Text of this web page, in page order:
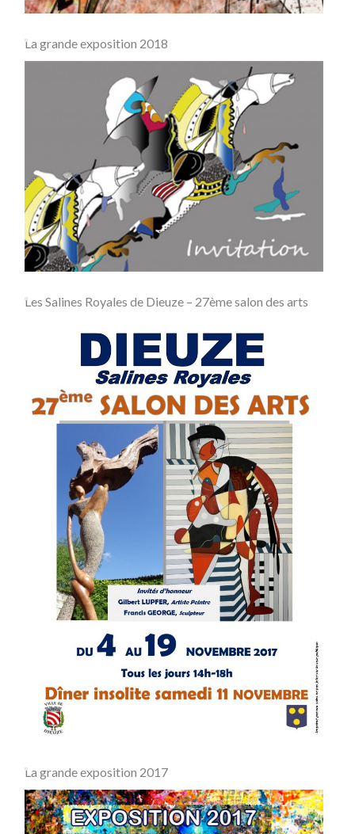
La grande exposition 2018
Les Salines Royales de Dieuze – 27ème salon des arts
La grande exposition 2017